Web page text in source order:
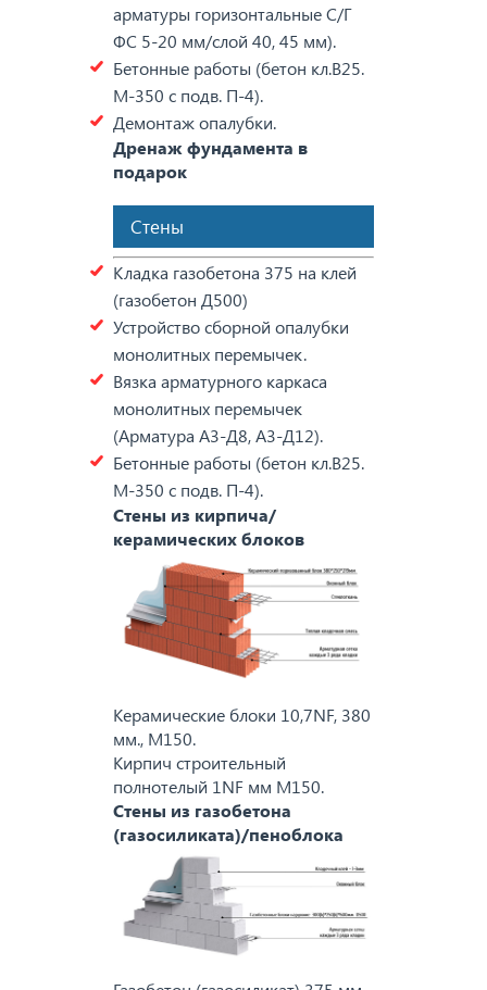
арматуры горизонтальные С/Г
ФС 5-20 мм/слой 40, 45 мм).
Бетонные работы (бетон кл.В25.
М-350 с подв. П-4).
Демонтаж опалубки.
Дренаж фундамента в
подарок
Стены
Кладка газобетона 375 на клей
(газобетон Д500)
Устройство сборной опалубки
монолитных перемычек.
Вязка арматурного каркаса
монолитных перемычек
(Арматура А3-Д8, А3-Д12).
Бетонные работы (бетон кл.В25.
М-350 с подв. П-4).
Стены из кирпича/
керамических блоков
Керамические блоки 10,7NF, 380
мм., M150.
Кирпич строительный
полнотелый 1NF мм M150.
Стены из газобетона
(газосиликата)/пеноблока